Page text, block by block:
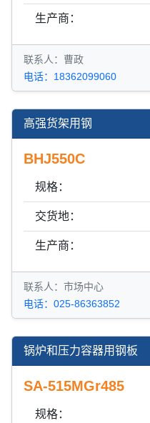
生产商：
联系人：曹政
电话：18362099060
高强货架用钢
BHJ550C
规格：
交货地：
生产商：
联系人：市场中心
电话：025-86363852
锅炉和压力容器用钢板
SA-515MGr485
规格：